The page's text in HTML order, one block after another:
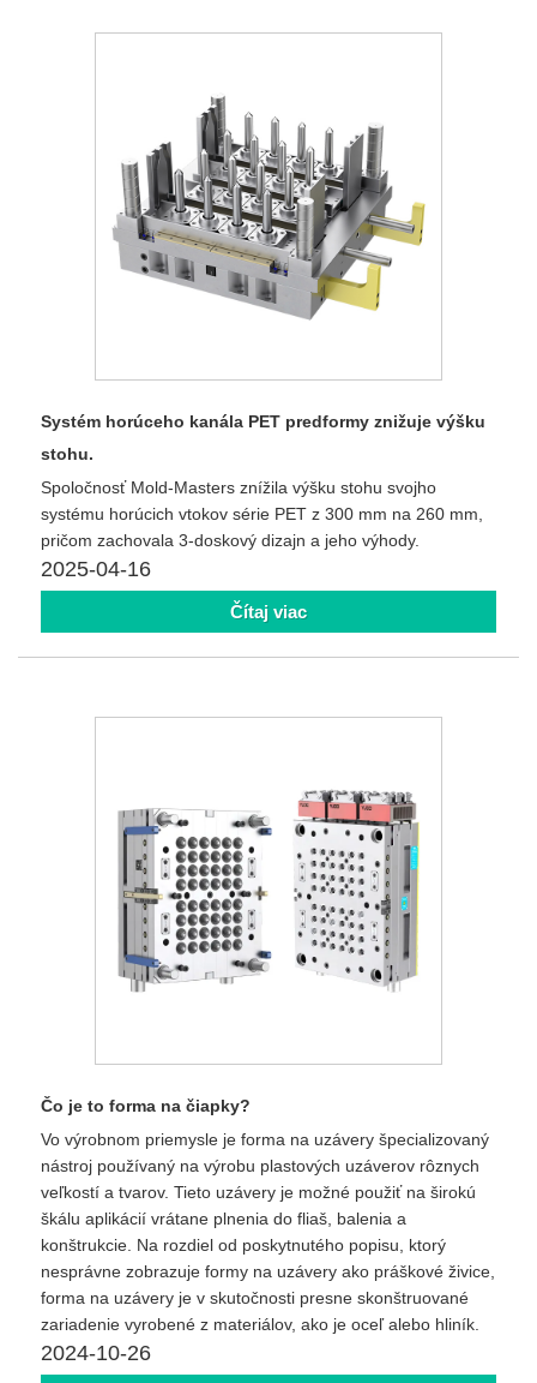
Systém horúceho kanála PET predformy znižuje výšku
stohu.
Spoločnosť Mold-Masters znížila výšku stohu svojho
systému horúcich vtokov série PET z 300 mm na 260 mm,
pričom zachovala 3-doskový dizajn a jeho výhody.
2025-04-16
Čítaj viac
Čo je to forma na čiapky?
Vo výrobnom priemysle je forma na uzávery špecializovaný
nástroj používaný na výrobu plastových uzáverov rôznych
veľkostí a tvarov. Tieto uzávery je možné použiť na širokú
škálu aplikácií vrátane plnenia do fliaš, balenia a
konštrukcie. Na rozdiel od poskytnutého popisu, ktorý
nesprávne zobrazuje formy na uzávery ako práškové živice,
forma na uzávery je v skutočnosti presne skonštruované
zariadenie vyrobené z materiálov, ako je oceľ alebo hliník.
2024-10-26